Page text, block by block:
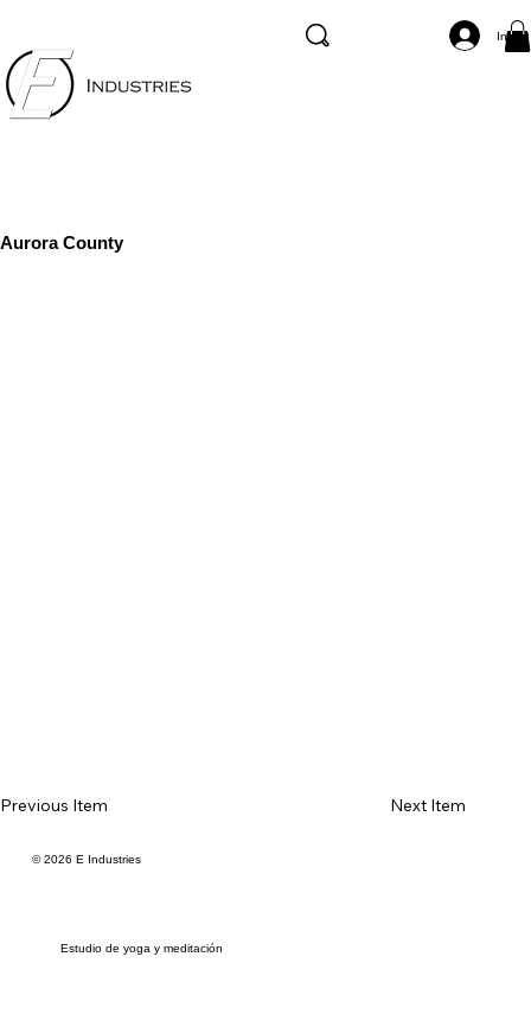
Aurora County
Previous Item Next Item
Estudio de yoga y meditación
© 2026 E Industries